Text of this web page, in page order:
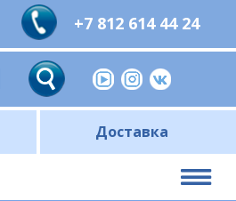
+7 812 614 44 24
Доставка